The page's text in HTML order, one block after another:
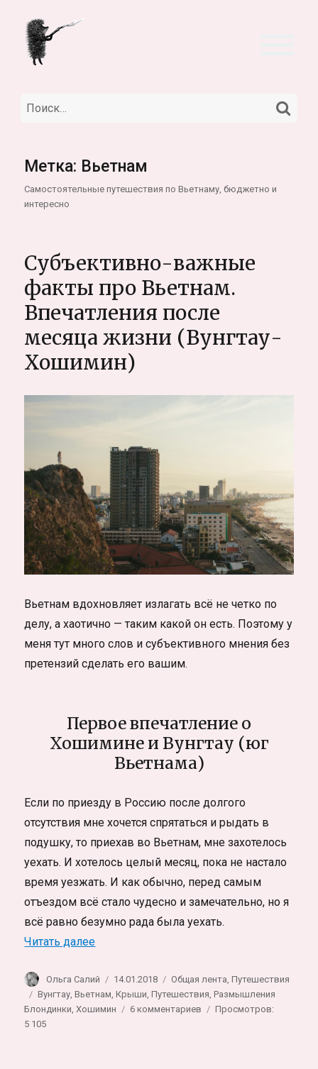
Искать:
Метка: Вьетнам
Самостоятельные путешествия по Вьетнаму, бюджетно и
интересно
Субъективно-важные
факты про Вьетнам.
Впечатления после
месяца жизни (Вунгтау-
Хошимин)
Вьетнам вдохновляет излагать всё не четко по
делу, а хаотично — таким какой он есть. Поэтому у
меня тут много слов и субъективного мнения без
претензий сделать его вашим.
Первое впечатление о
Хошимине и Вунгтау (юг
Вьетнама)
Если по приезду в Россию после долгого
отсутствия мне хочется спрятаться и рыдать в
подушку, то приехав во Вьетнам, мне захотелось
уехать. И хотелось целый месяц, пока не настало
время уезжать. И как обычно, перед самым
отъездом всё стало чудесно и замечательно, но я
всё равно безумно рада была уехать.
Читать далее«Субъективно-важные факты про
Автор
Ольга Салий Опубликовано
14.01.2018 Рубрики
Общая лента ,Путешествия
Метки
Вунгтау ,Вьетнам ,Крыши ,Путешествия ,Размышления
Блондинки ,Хошимин 6 комментариев
Просмотров:
5 105